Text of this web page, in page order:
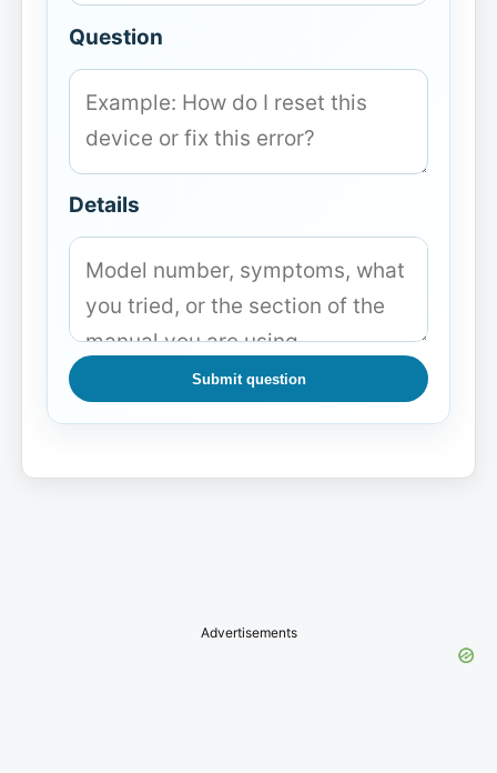
Question
Details
Submit question
Advertisements